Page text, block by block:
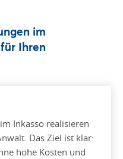
im
Ihren
Inkasso realisieren
Das Ziel ist klar:
hohe Kosten und